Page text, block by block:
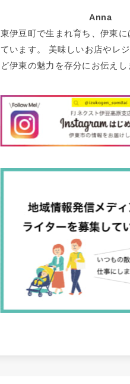
Anna
東伊豆町で生まれ育ち、伊東
ています。 美味しいお店やレ
ど伊東の魅力を存分にお伝えし